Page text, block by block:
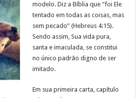
modelo. Diz a Bíblia que “foi Ele
tentado em todas as coisas, mas
sem pecado” (Hebreus 4:15).
Sendo assim, Sua vida pura,
santa e imaculada, se constitui
no único padrão digno de ser
imitado.
Em sua primeira carta, capítulo